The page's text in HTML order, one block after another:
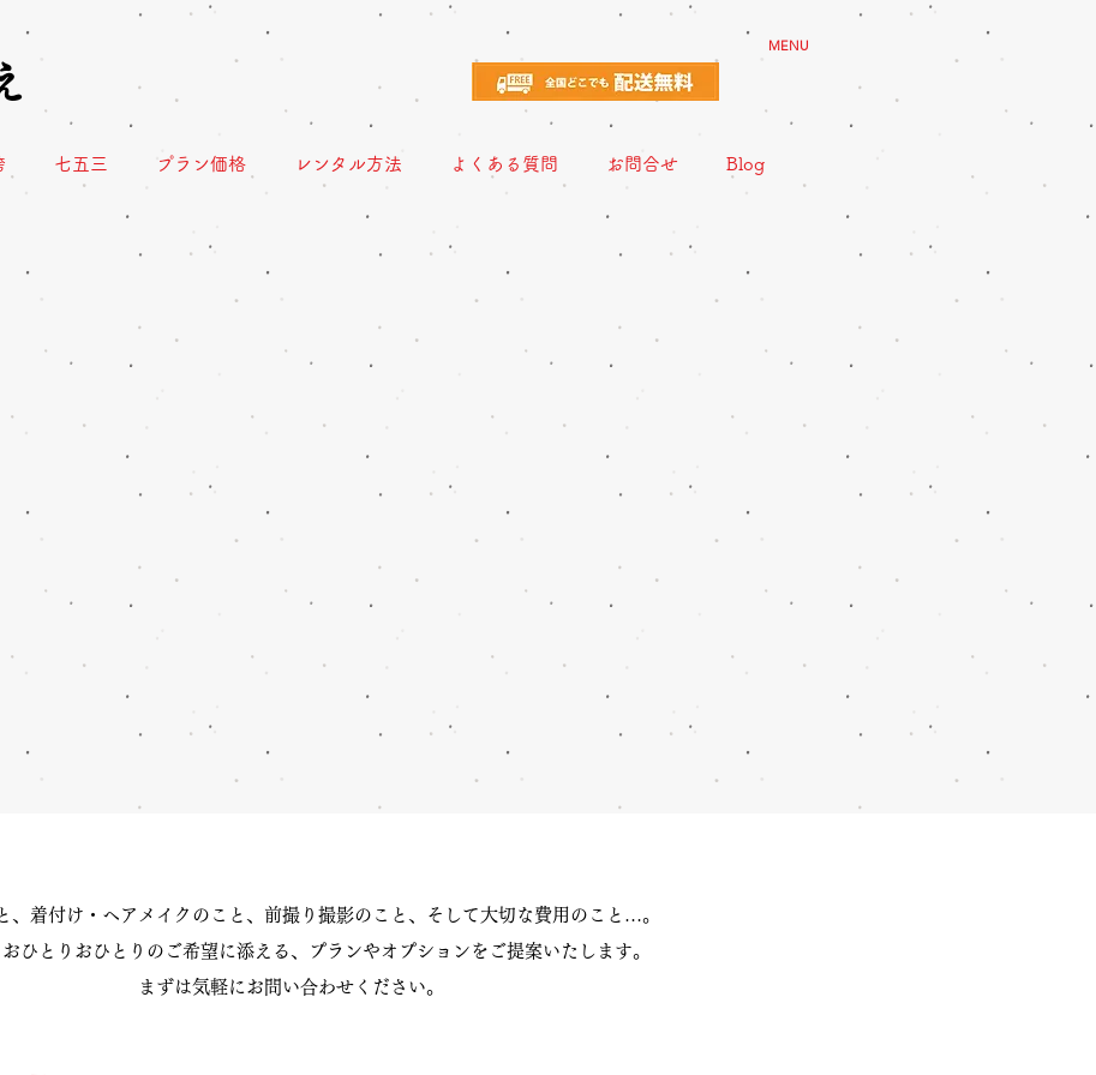
MENU
七五三 プラン価格 レンタル方法 よくある質問 お問合せ Blog
、着付け・ヘアメイクのこと、前撮り撮影のこと、そして大切な費用のこと…。
ひとりおひとりのご希望に添える、プランやオプションをご提案いたします。
まずは気軽にお問い合わせください。